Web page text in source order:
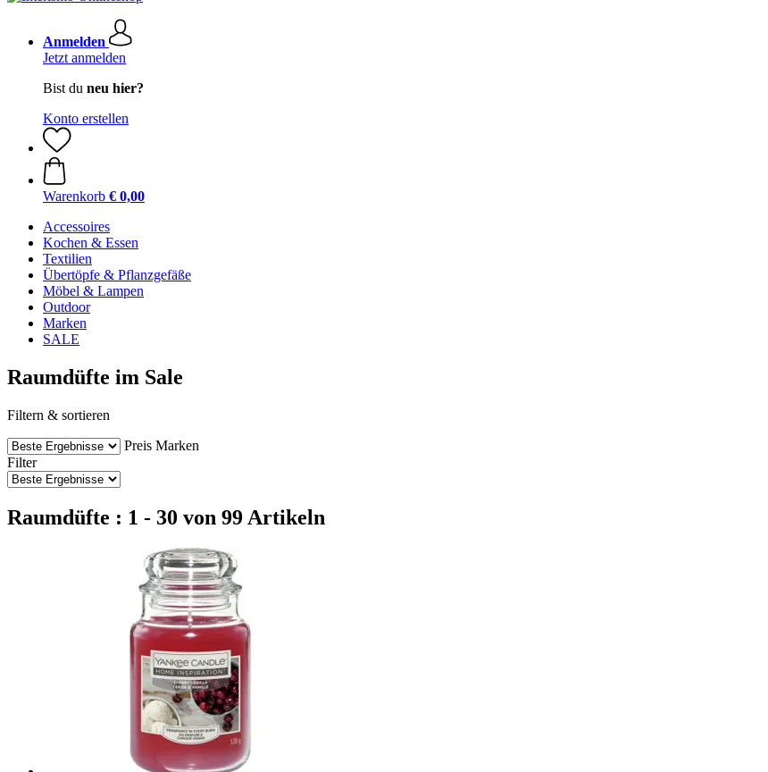
Anmelden
Jetzt anmelden
Bist du neu hier?
Konto erstellen
Warenkorb € 0,00
Accessoires
Kochen & Essen
Textilien
Übertöpfe & Pflanzgefäße
Möbel & Lampen
Outdoor
Marken
SALE
Raumdüfte im Sale
Filtern & sortieren
Preis Marken
Filter
Raumdüfte : 1 - 30 von 99 Artikeln